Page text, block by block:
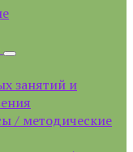
занятий и
/ методические